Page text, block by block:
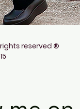
reserved ®